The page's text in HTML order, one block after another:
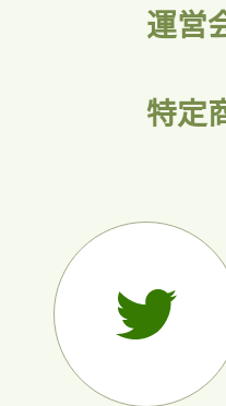
運営
特定